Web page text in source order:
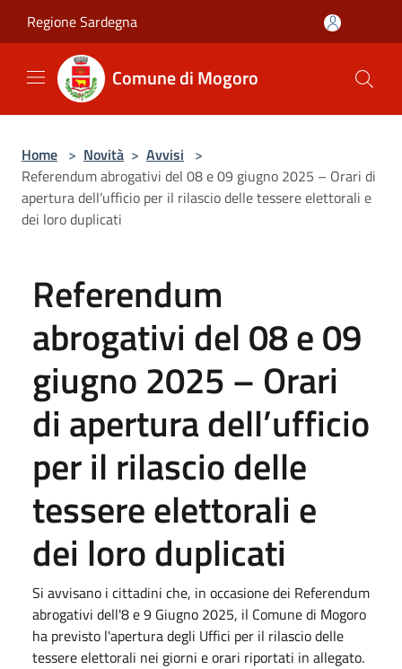
Regione Sardegna
Comune di Mogoro
Home > Novità > Avvisi >
Referendum abrogativi del 08 e 09 giugno 2025 – Orari di
apertura dell’ufficio per il rilascio delle tessere elettorali e
dei loro duplicati
Referendum
abrogativi del 08 e 09
giugno 2025 – Orari
di apertura dell’ufficio
per il rilascio delle
tessere elettorali e
dei loro duplicati
Si avvisano i cittadini che, in occasione dei Referendum
abrogativi dell'8 e 9 Giugno 2025, il Comune di Mogoro
ha previsto l'apertura degli Uffici per il rilascio delle
tessere elettorali nei giorni e orari riportati in allegato.